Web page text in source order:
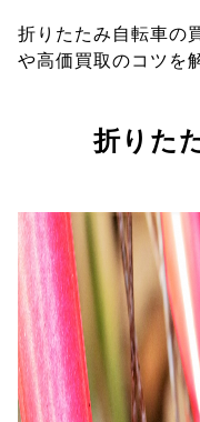
折りたたみ自転車の
や高価買取のコツを
折りた